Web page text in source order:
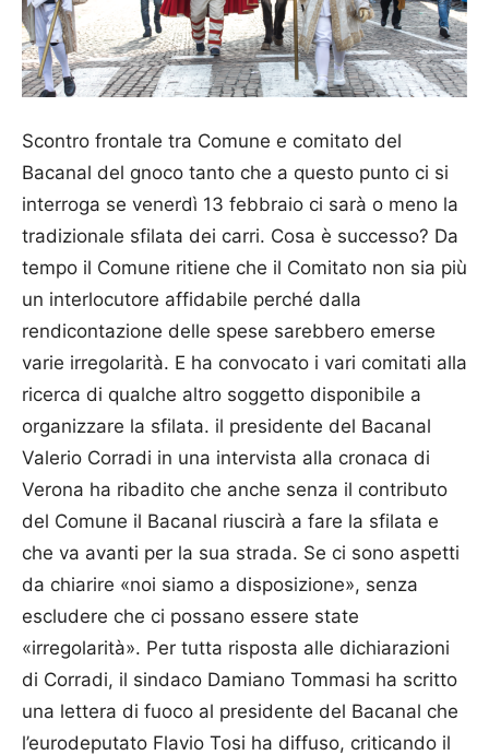
Scontro frontale tra Comune e comitato del
Bacanal del gnoco tanto che a questo punto ci si
interroga se venerdì 13 febbraio ci sarà o meno la
tradizionale sfilata dei carri. Cosa è successo? Da
tempo il Comune ritiene che il Comitato non sia più
un interlocutore affidabile perché dalla
rendicontazione delle spese sarebbero emerse
varie irregolarità. E ha convocato i vari comitati alla
ricerca di qualche altro soggetto disponibile a
organizzare la sfilata. il presidente del Bacanal
Valerio Corradi in una intervista alla cronaca di
Verona ha ribadito che anche senza il contributo
del Comune il Bacanal riuscirà a fare la sfilata e
che va avanti per la sua strada. Se ci sono aspetti
da chiarire «noi siamo a disposizione», senza
escludere che ci possano essere state
«irregolarità». Per tutta risposta alle dichiarazioni
di Corradi, il sindaco Damiano Tommasi ha scritto
una lettera di fuoco al presidente del Bacanal che
l’eurodeputato Flavio Tosi ha diffuso, criticando il